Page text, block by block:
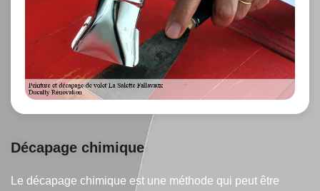
Décapage chimique
Le décapage chimique est une méthode qui peut être